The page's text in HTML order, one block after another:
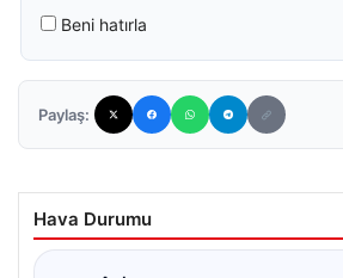
Beni hatırla
Paylaş:
Hava Durumu